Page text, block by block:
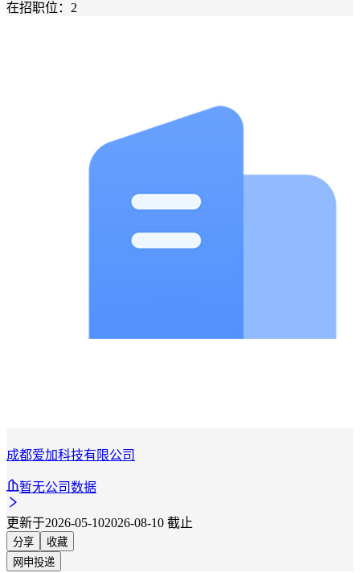
在招职位：2
成都爱加科技有限公司
暂无公司数据
更新于2026-05-102026-08-10 截止
分享
收藏
网申投递